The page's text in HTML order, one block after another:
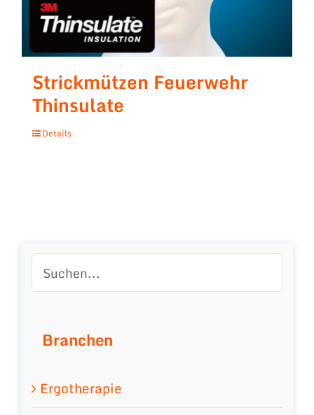
Strickmützen Feuerwehr
Thinsulate
Details
Branchen
Ergotherapie